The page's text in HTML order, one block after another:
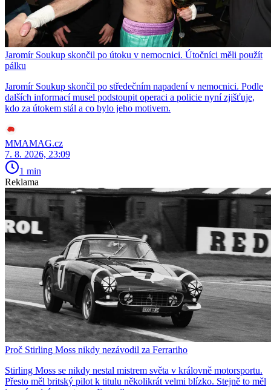
Jaromír Soukup skončil po útoku v nemocnici. Útočníci měli použít
pálku
Jaromír Soukup skončil po středečním napadení v nemocnici. Podle
dalších informací musel podstoupit operaci a policie nyní zjišťuje,
kdo za útokem stál a co bylo jeho motivem.
MMAMAG.cz
7. 8. 2026, 23:09
1 min
Reklama
Proč Stirling Moss nikdy nezávodil za Ferrariho
Stirling Moss se nikdy nestal mistrem světa v královně motorsportu.
Přesto měl britský pilot k titulu několikrát velmi blízko. Stejně to měl